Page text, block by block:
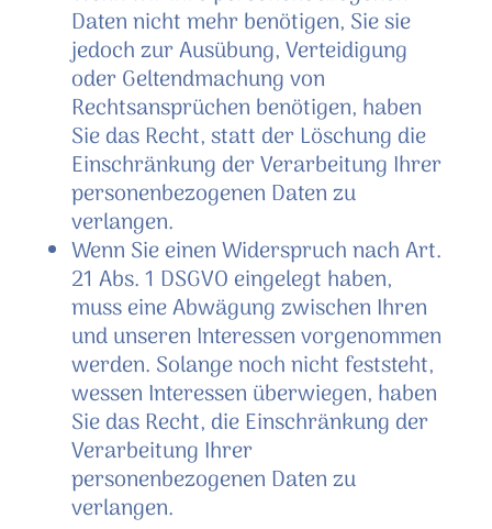
Daten nicht mehr benötigen, Sie sie
jedoch zur Ausübung, Verteidigung
oder Geltendmachung von
Rechtsansprüchen benötigen, haben
Sie das Recht, statt der Löschung die
Einschränkung der Verarbeitung Ihrer
personenbezogenen Daten zu
verlangen.
Wenn Sie einen Widerspruch nach Art.
21 Abs. 1 DSGVO eingelegt haben,
muss eine Abwägung zwischen Ihren
und unseren Interessen vorgenommen
werden. Solange noch nicht feststeht,
wessen Interessen überwiegen, haben
Sie das Recht, die Einschränkung der
Verarbeitung Ihrer
personenbezogenen Daten zu
verlangen.